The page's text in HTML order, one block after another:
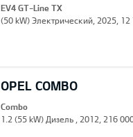
EV4 GT-Line TX
(50 kW) Электрический, 2025,
OPEL COMBO
Combo
1.2 (55 kW) Дизель , 2012, 216